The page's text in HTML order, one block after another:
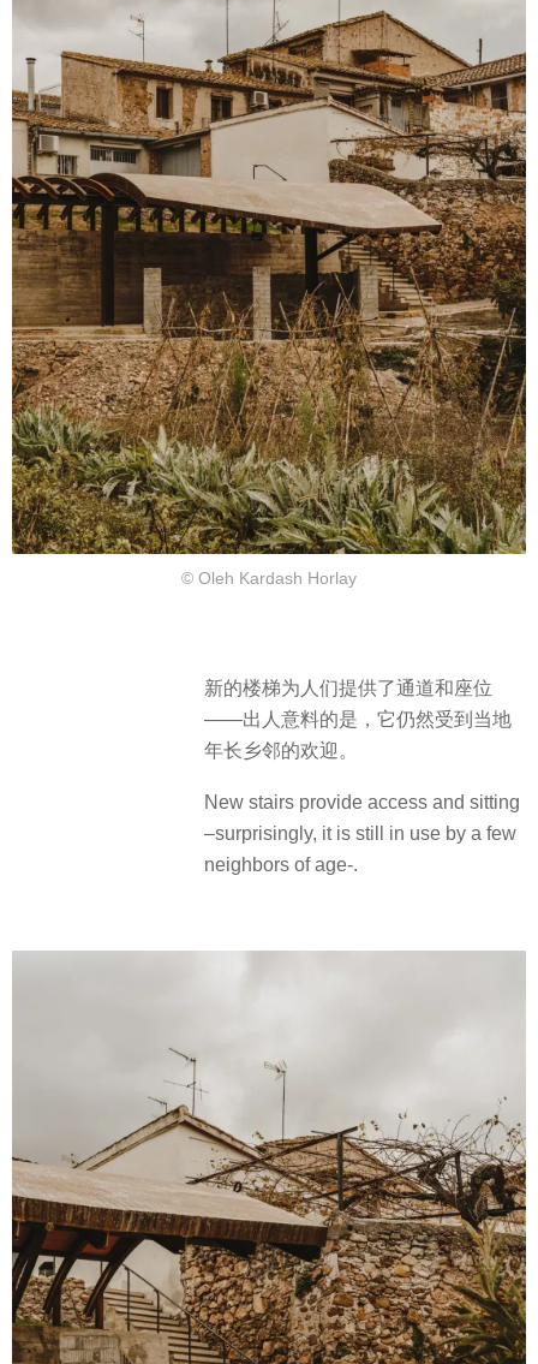
© Oleh Kardash Horlay
新的楼梯为人们提供了通道和座位
——出人意料的是，它仍然受到当地
年长乡邻的欢迎。
New stairs provide access and sitting
–surprisingly, it is still in use by a few
neighbors of age-.